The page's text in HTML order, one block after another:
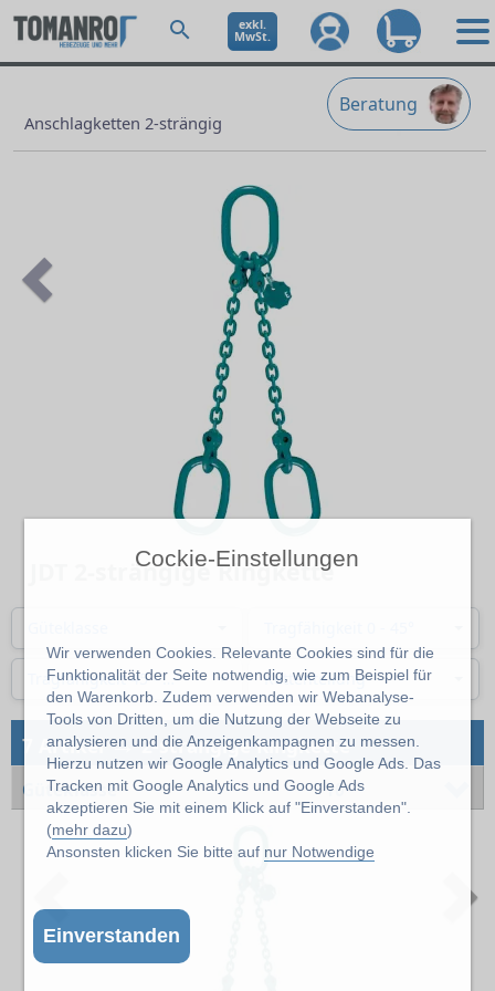
Cockie-Einstellungen
Wir verwenden Cookies. Relevante Cookies sind für die
Funktionalität der Seite notwendig, wie zum Beispiel für
den Warenkorb. Zudem verwenden wir Webanalyse-
Tools von Dritten, um die Nutzung der Webseite zu
analysieren und die Anzeigenkampagnen zu messen.
Hierzu nutzen wir Google Analytics und Google Ads. Das
Tracken mit Google Analytics und Google Ads
akzeptieren Sie mit einem Klick auf "Einverstanden".
(mehr dazu)
Ansonsten klicken Sie bitte auf nur Notwendige
Einverstanden
exkl.
MwSt.
Beratung
Anschlagketten 2-strängig
JDT 2-strängige Ringkette
Tragfähigkeit 45 - 60° Kettenteilung
7 Artikel→2-strängige Ringkette
Güteklasse 10